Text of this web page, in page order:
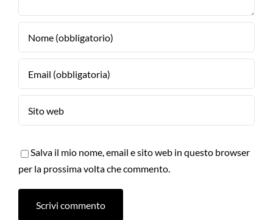
Salva il mio nome, email e sito web in questo browser
per la prossima volta che commento.